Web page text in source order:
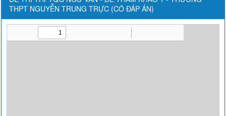
THPT NGUYỄN TRUNG TRỰC (CÓ ĐÁP ÁN)